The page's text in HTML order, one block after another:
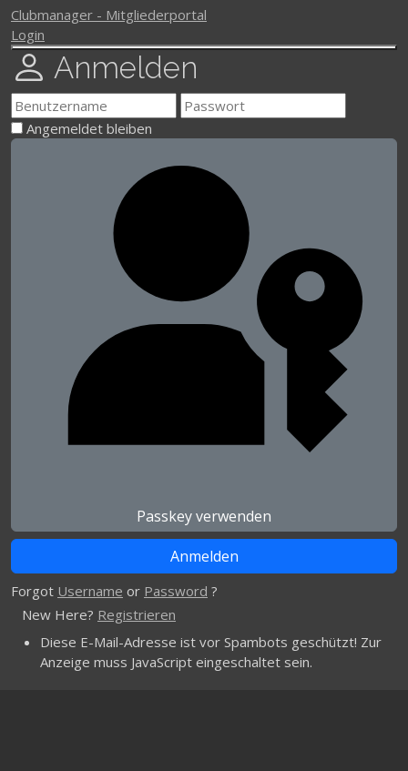
Clubmanager - Mitgliederportal
Login
Anmelden
Angemeldet bleiben
Passkey verwenden
Forgot Username or Password ?
New Here? Registrieren
Diese E-Mail-Adresse ist vor Spambots geschützt! Zur
Anzeige muss JavaScript eingeschaltet sein.